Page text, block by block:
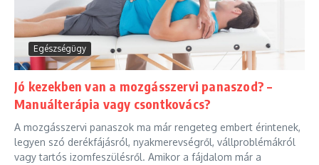
Egészségügy
Jó kezekben van a mozgásszervi panaszod? –
Manuálterápia vagy csontkovács?
A mozgásszervi panaszok ma már rengeteg embert érintenek,
legyen szó derékfájásról, nyakmerevségről, vállproblémákról
vagy tartós izomfeszülésről. Amikor a fájdalom már a